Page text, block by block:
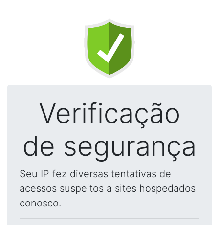
Verificação
de segurança
Seu IP fez diversas tentativas de
acessos suspeitos a sites hospedados
conosco.